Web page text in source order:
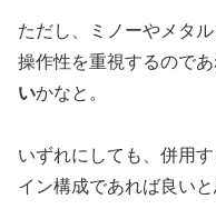
ただし、ミノーやメタ
操作性を重視するのであ
いかなと。
いずれにしても、併用
イン構成であれば良いと